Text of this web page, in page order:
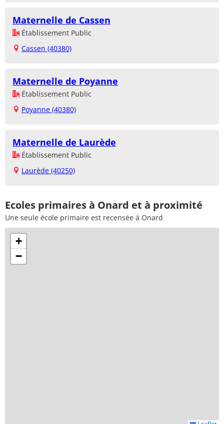
Maternelle de Cassen
Établissement Public
Cassen (40380)
Maternelle de Poyanne
Établissement Public
Poyanne (40380)
Maternelle de Laurède
Établissement Public
Laurède (40250)
Ecoles primaires à Onard et à proximité
Une seule école primaire est recensée à Onard
+
−